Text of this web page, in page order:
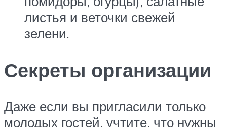
листья и веточки свежей
зелени.
Секреты организации
Даже если вы пригласили только
молодых гостей, учтите, что нужны